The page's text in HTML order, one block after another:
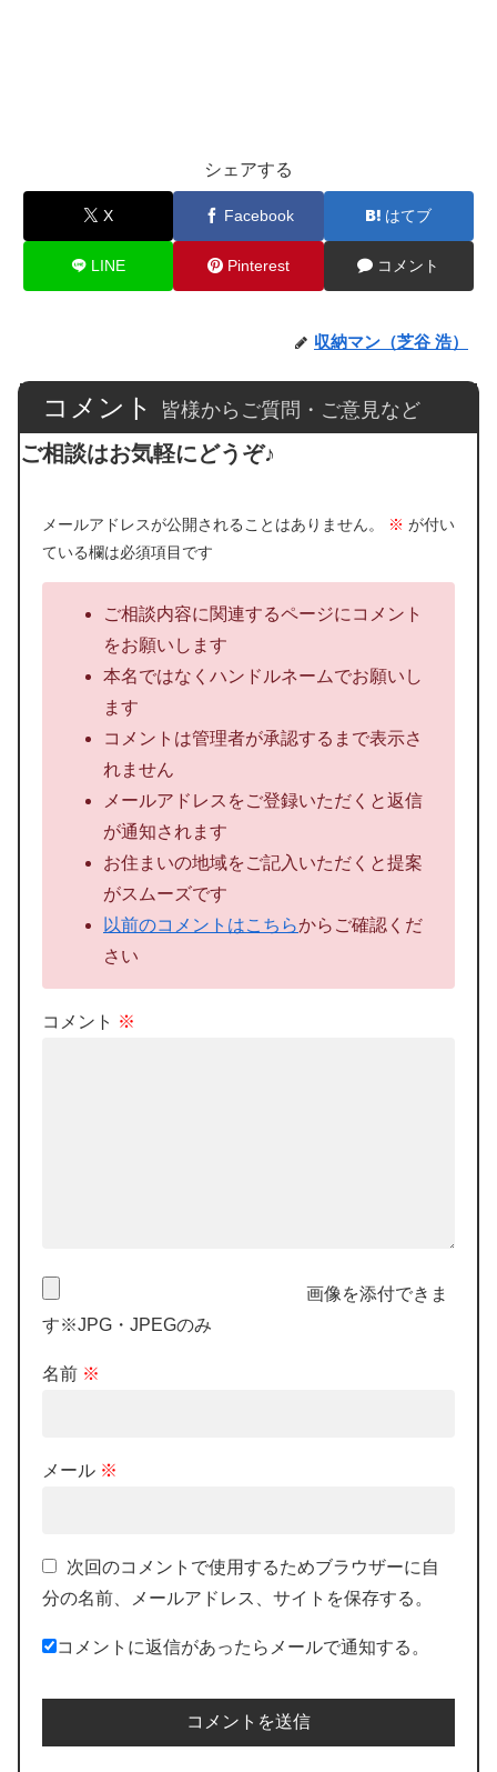
シェアする
X Facebook はてブ
LINE Pinterest コメント
収納マン（芝谷 浩）
コメント 皆様からご質問・ご意見など
ご相談はお気軽にどうぞ♪
メールアドレスが公開されることはありません。 ※ が付い
ている欄は必須項目です
ご相談内容に関連するページにコメント
をお願いします
本名ではなくハンドルネームでお願いし
ます
コメントは管理者が承認するまで表示さ
れません
メールアドレスをご登録いただくと返信
が通知されます
お住まいの地域をご記入いただくと提案
がスムーズです
以前のコメントはこちらからご確認くだ
さい
コメント ※
画像を添付できま
す※JPG・JPEGのみ
名前 ※
メール ※
次回のコメントで使用するためブラウザーに自
分の名前、メールアドレス、サイトを保存する。
コメントに返信があったらメールで通知する。